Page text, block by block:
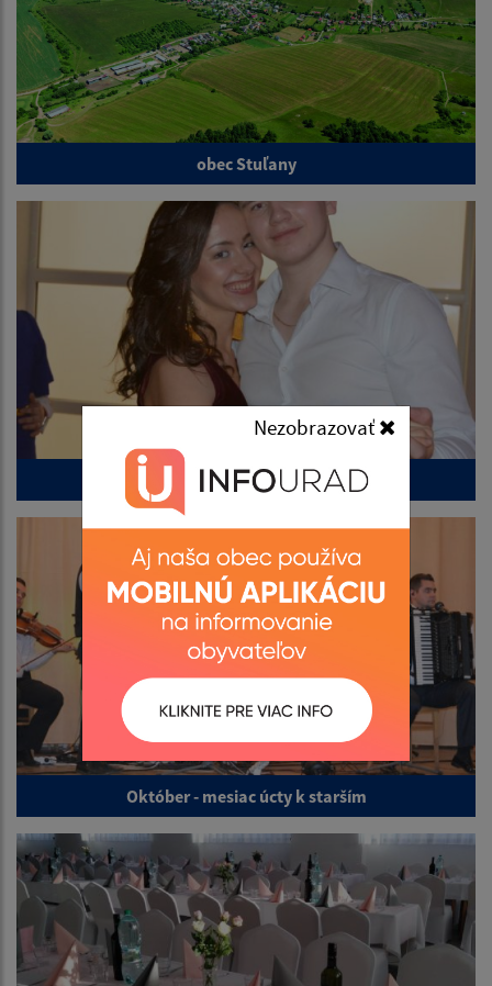
Nezobrazovať
obec Stuľany
Ples 2019
Október - mesiac úcty k starším